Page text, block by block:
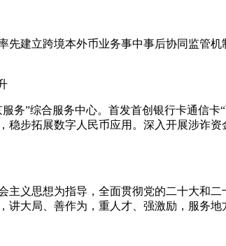
先建立跨境本外币业务事中事后协同监管
务”综合服务中心。首发首创银行卡通信
稳步拓展数字人民币应用。深入开展涉诈
主义思想为指导，全面贯彻党的二十大和
大局、善作为，重人才、强激励，服务